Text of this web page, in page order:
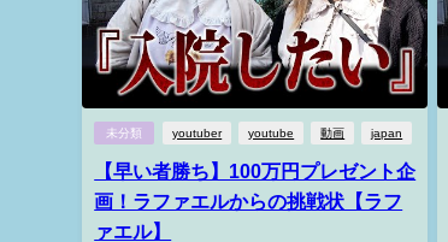
未分類 youtuber youtube 動画 japan
【早い者勝ち】100万円プレゼント企
画！ラファエルからの挑戦状【ラフ
ァエル】